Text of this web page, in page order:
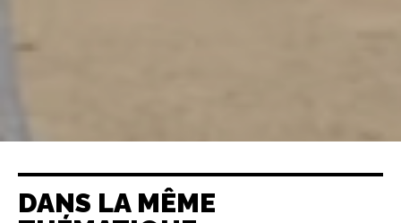
DANS LA MÊME